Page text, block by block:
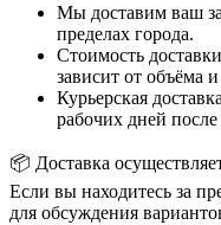
Мы доставим ваш
пределах города.
Стоимость
зависит от объёма
Курьерская
рабочих дней
📦 Доставка
Если вы находитесь за
для обсуждения